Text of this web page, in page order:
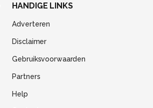
HANDIGE LINKS
Adverteren
Disclaimer
Gebruiksvoorwaarden
Partners
Help